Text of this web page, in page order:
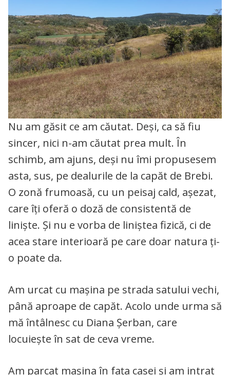
Nu am găsit ce am căutat. Deși, ca să fiu
sincer, nici n-am căutat prea mult. În
schimb, am ajuns, deși nu îmi propusesem
asta, sus, pe dealurile de la capăt de Brebi.
O zonă frumoasă, cu un peisaj cald, așezat,
care îți oferă o doză de consistentă de
liniște. Și nu e vorba de liniștea fizică, ci de
acea stare interioară pe care doar natura ți-
o poate da.
Am urcat cu mașina pe strada satului vechi,
până aproape de capăt. Acolo unde urma să
mă întâlnesc cu Diana Șerban, care
locuiește în sat de ceva vreme.
Am parcat mașina în fața casei și am intrat